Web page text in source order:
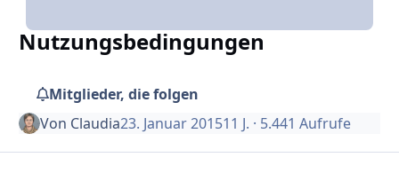
Nutzungsbedingungen
Mitglieder, die folgen
Von Claudia23. Januar 201511 J. · 5.441 Aufrufe